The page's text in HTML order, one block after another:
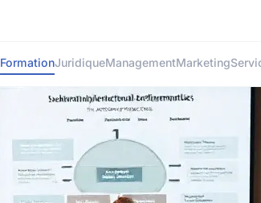
FormationJuridiqueManagementMarketing